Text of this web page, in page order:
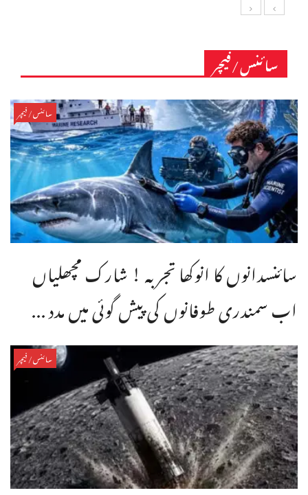
سائنس/فیچر
سائنس/فیچر
سائنسدانوں کا انوکھا تجربہ ! شارک مچھلیاں
اب سمندری طوفانوں کی پیش گوئی میں مدد ...
سائنس/فیچر